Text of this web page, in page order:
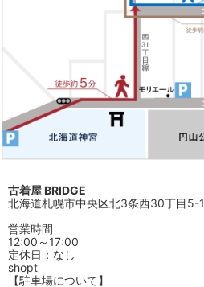
古着屋 BRIDGE
北海道札幌市中央区北3条西30丁目5-1
営業時間
12:00～17:00
定休日：なし
shopt
【駐車場について】